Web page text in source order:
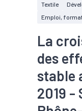
Textile
Emploi,
La
des
stable
2019 -